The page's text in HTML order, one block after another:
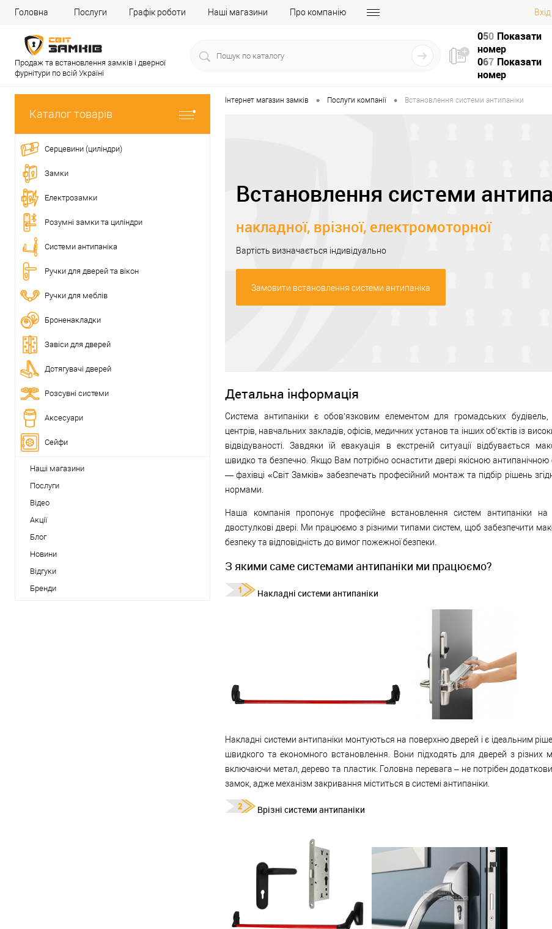
Головна Послуги Графік роботи Наші магазини Про компанію Вхід
Продаж та встановлення замків і дверної
фурнітури по всій Україні
050 Показати
номер
067 Показати
номер
Каталог товарів
Серцевини (циліндри)
Замки
Електрозамки
Розумні замки та циліндри
Системи антипаніка
Ручки для дверей та вікон
Ручки для меблів
Броненакладки
Завіси для дверей
Дотягувачі дверей
Розсувні системи
Аксесуари
Сейфи
Наші магазини
Послуги
Відео
Акції
Блог
Новини
Відгуки
Бренди
Інтернет магазин замків • Послуги компанії • Встановлення системи антипаніки
Встановлення системи
накладної, врізної, електромоторної
Вартість визначається індивідуально
Замовити встановлення системи антипаніка
Детальна інформація
Система антипаніки є обов’язковим елементом для громадських будівель,
центрів, навчальних закладів, офісів, медичних установ та інших об’єктів із
відвідуваності. Завдяки їй евакуація в екстреній ситуації відбувається
швидко та безпечно. Якщо Вам потрібно оснастити двері якісною
— фахівці «Світ Замків» забезпечать професійний монтаж та підбір рішень
нормами.
Наша компанія пропонує професійне встановлення систем антипаніки
двостулкові двері. Ми працюємо з різними типами систем, щоб забезпечити
безпеку та відповідність до вимог пожежної безпеки.
З якими саме системами антипаніки ми працюємо?
Накладні системи антипаніки
Накладні системи антипаніки монтуються на поверхню дверей і є ідеальним
швидкого та економного встановлення. Вони підходять для дверей з різних
включаючи метал, дерево та пластик. Головна перевага – не потрібен
замок, адже механізм закривання міститься в системі антипаніки.
Врізні системи антипаніки